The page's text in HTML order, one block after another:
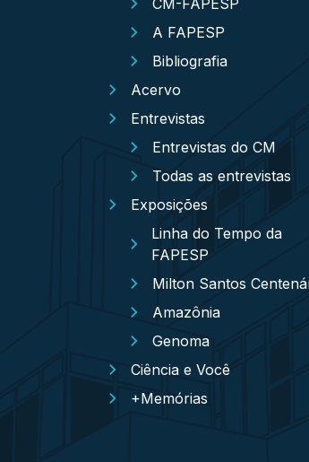
A FAPESP
Bibliografia
Acervo
Entrevistas
Entrevistas do CM
Todas as entrevistas
Exposições
Linha do Tempo da
FAPESP
Milton Santos
Amazônia
Genoma
Ciência e Você
+Memórias